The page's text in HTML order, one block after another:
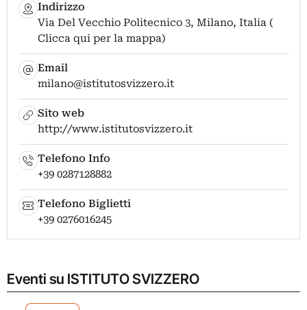
Indirizzo
Via Del Vecchio Politecnico 3, Milano, Italia (
Clicca qui per la mappa)
Email
milano@istitutosvizzero.it
Sito web
http://www.istitutosvizzero.it
Telefono Info
+39 0287128882
Telefono Biglietti
+39 0276016245
Eventi su ISTITUTO SVIZZERO